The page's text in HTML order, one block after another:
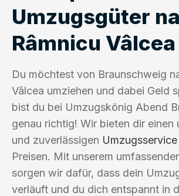
Umzugsgüter
Râmnicu Vâlcea
Du möchtest von Braunschweig
Vâlcea umziehen und dabei Geld
bist du bei Umzugskönig Abend
genau richtig! Wir bieten dir einen
und zuverlässigen Umzugsservice
Preisen. Mit unserem
sorgen wir dafür, dass dein
verläuft und du dich entspannt in